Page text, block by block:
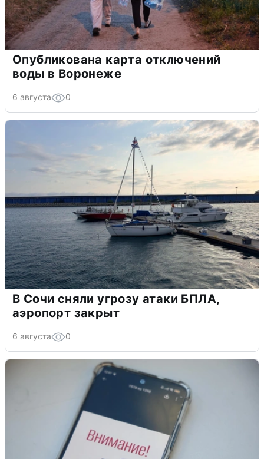
Опубликована карта отключений
воды в Воронеже
6 августа 0
В Сочи сняли угрозу атаки БПЛА,
аэропорт закрыт
6 августа 0